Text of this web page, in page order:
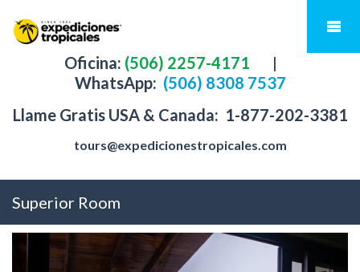
Oficina: (506) 2257-4171
|
WhatsApp: (506) 8308 7537
Llame Gratis USA & Canada: 1-877-202-3381
tours@expedicionestropicales.com
Superior Room